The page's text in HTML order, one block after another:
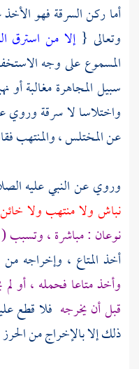
أما ركن السرقة فهو
وتعالى {إلا من استرق
المسموع على وجه
سبيل المجاهرة مغالبة أو
واختلاسا لا سرقة وروي
عن المختلس ، والمنتهب
وروي عن النبي عليه
نباش ولا منتهب ولا خائن
نوعان : مباشرة ، وتسبب (
أخذ المتاع ، وإخراجه
وأخذ متاعا فحمله ، أو
قبل أن يخرجه فلا قطع
ذلك إلا بالإخراج من